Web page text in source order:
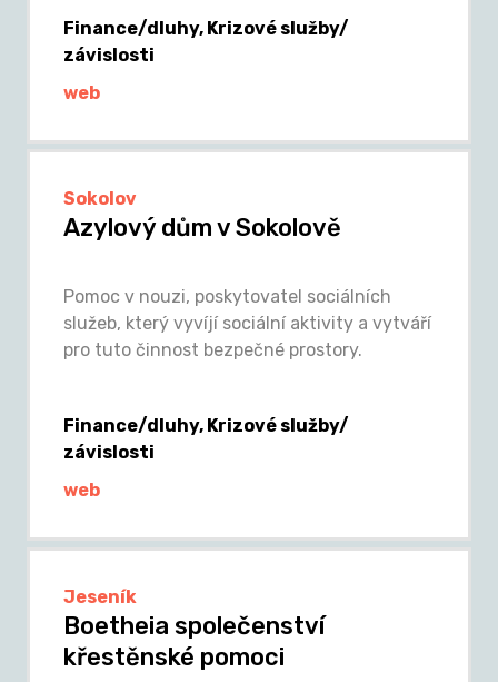
Finance/dluhy, Krizové služby/
závislosti
web
Sokolov
Azylový dům v Sokolově
Pomoc v nouzi, poskytovatel sociálních
služeb, který vyvíjí sociální aktivity a vytváří
pro tuto činnost bezpečné prostory.
Finance/dluhy, Krizové služby/
závislosti
web
Jeseník
Boetheia společenství
křestěnské pomoci